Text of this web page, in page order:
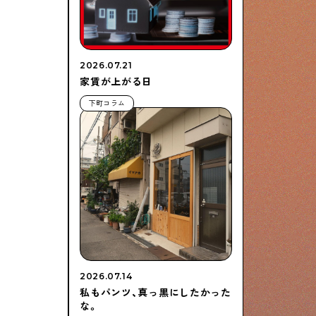
2026.07.21
家賃が上がる日
下町コラム
2026.07.14
私もパンツ、真っ黒にしたかった
な。